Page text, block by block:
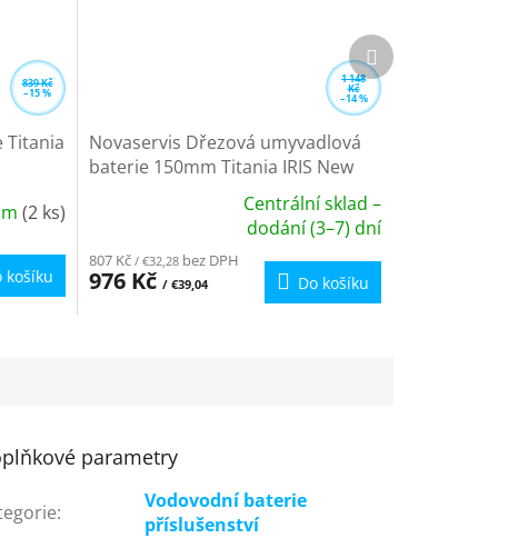
839 Kč
–15 %
Titania
(2 ks)
košíku
1 148
Kč
–14 %
Novaservis Dřezová umyvadlová
baterie 150mm Titania IRIS New
produktu
je
Centrální sklad –
dodání (3–7) dní
807 Kč/ €32,28 bez DPH
976 Kč / €39,04 Do košíku
Další
produkt
parametry
:
Vodovodní baterie
příslušenství